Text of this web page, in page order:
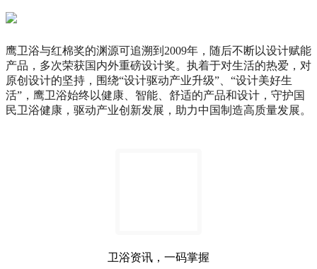
鹰卫浴与红棉奖的渊源可追溯到2009年，随后不断以设计赋能
产品，多次荣获国内外重磅设计奖。执着于对生活的热爱，对
原创设计的坚持，围绕“设计驱动产业升级”、“设计美好生
活”，鹰卫浴始终以健康、智能、舒适的产品和设计，守护国
民卫浴健康，驱动产业创新发展，助力中国制造高质量发展。
卫浴资讯，一码掌握